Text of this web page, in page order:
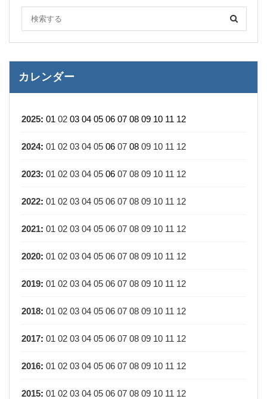
カレンダー
2025: 01 02 03 04 05 06 07 08 09 10 11 12
2024: 01 02 03 04 05 06 07 08 09 10 11 12
2023: 01 02 03 04 05 06 07 08 09 10 11 12
2022: 01 02 03 04 05 06 07 08 09 10 11 12
2021: 01 02 03 04 05 06 07 08 09 10 11 12
2020: 01 02 03 04 05 06 07 08 09 10 11 12
2019: 01 02 03 04 05 06 07 08 09 10 11 12
2018: 01 02 03 04 05 06 07 08 09 10 11 12
2017: 01 02 03 04 05 06 07 08 09 10 11 12
2016: 01 02 03 04 05 06 07 08 09 10 11 12
2015: 01 02 03 04 05 06 07 08 09 10 11 12